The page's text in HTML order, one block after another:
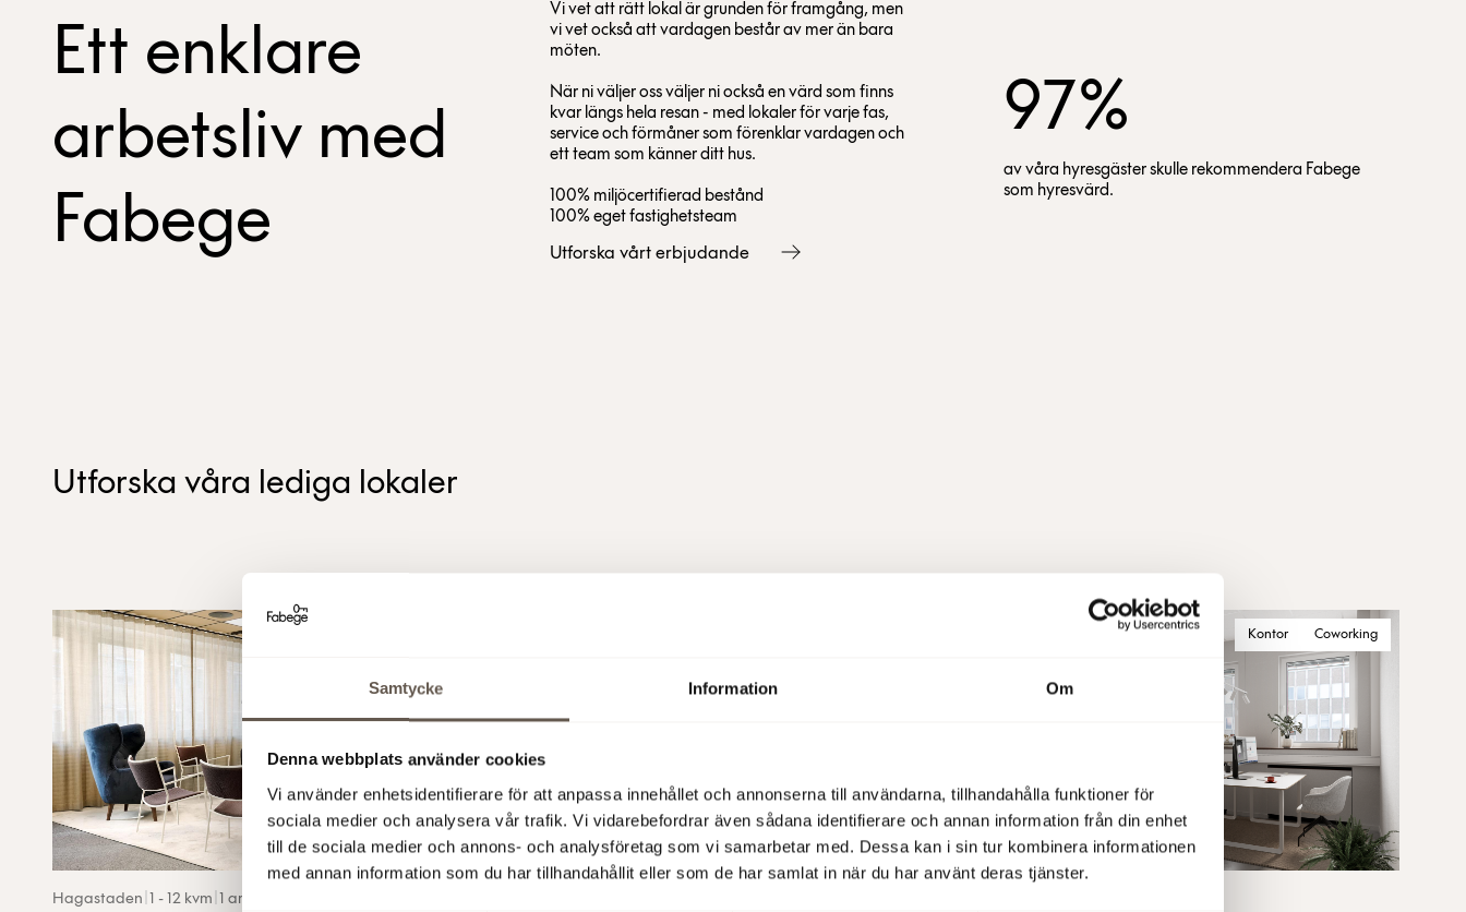
Samtycke Information Om
Denna webbplats använder cookies
Vi använder enhetsidentifierare för att anpassa innehållet och annonserna till användarna, tillhandahålla funktioner för
sociala medier och analysera vår trafik. Vi vidarebefordrar även sådana identifierare och annan information från din enhet
till de sociala medier och annons- och analysföretag som vi samarbetar med. Dessa kan i sin tur kombinera informationen
med annan information som du har tillhandahållit eller som de har samlat in när du har använt deras tjänster.
Ett enklare
arbetsliv med
Fabege
Vi vet att rätt lokal är grunden för framgång, men
vi vet också att vardagen består av mer än bara
möten.
När ni väljer oss väljer ni också en värd som finns
kvar längs hela resan - med lokaler för varje fas,
service och förmåner som förenklar vardagen och
ett team som känner ditt hus.
100% miljöcertifierad bestånd
100% eget fastighetsteam
Utforska vårt erbjudande
97%
av våra hyresgäster skulle rekommendera Fabege
som hyresvärd.
Utforska våra lediga lokaler
Hagastaden 1 - 12 kvm 1 arbetsplatser
Kontor Coworking